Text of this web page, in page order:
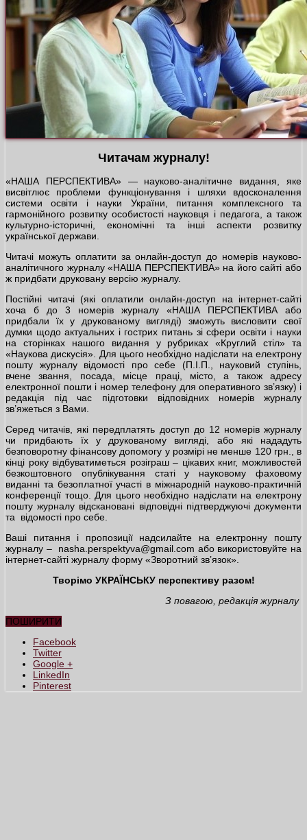
Читачам журналу!
«НАША ПЕРСПЕКТИВА» — науково-аналітичне видання, яке
висвітлює проблеми функціонування і шляхи вдосконалення
системи освіти і науки України, питання комплексного та
гармонійного розвитку особистості науковця і педагога, а також
культурно-історичні, економічні та інші аспекти розвитку
української держави.
Читачі можуть оплатити за онлайн-доступ до номерів науково-
аналітичного журналу «НАША ПЕРСПЕКТИВА» на його сайті або
ж придбати друковану версію журналу.
Постійні читачі (які оплатили онлайн-доступ на інтернет-сайті
хоча б до 3 номерів журналу «НАША ПЕРСПЕКТИВА або
придбали їх у друкованому вигляді) зможуть висловити свої
думки щодо актуальних і гострих питань зі сфери освіти і науки
на сторінках нашого видання у рубриках «Круглий стіл» та
«Наукова дискусія». Для цього необхідно надіслати на електрону
пошту журналу відомості про себе (П.І.П., науковий ступінь,
вчене звання, посада, місце праці, місто, а також адресу
електронної пошти і номер телефону для оперативного зв’язку) і
редакція під час підготовки відповідних номерів журналу
зв’яжеться з Вами.
Серед читачів, які передплатять доступ до 12 номерів журналу
чи придбають їх у друкованому вигляді, або які нададуть
безповоротну фінансову допомогу у розмірі не менше 120 грн., в
кінці року відбуватиметься розіграш – цікавих книг, можливостей
безкоштовного опублікування статі у науковому фаховому
виданні та безоплатної участі в міжнародній науково-практичній
конференції тощо. Для цього необхідно надіслати на електрону
пошту журналу відскановані відповідні підтверджуючі документи
та відомості про себе.
Ваші питання і пропозиції надсилайте на електронну пошту
журналу – nasha.perspektyva@gmail.com або використовуйте на
інтернет-сайті журналу форму «Зворотний зв’язок».
Творімо УКРАЇНСЬКУ перспективу разом!
З повагою, редакція журналу
ПОШИРИТИ
Facebook
Twitter
Google +
LinkedIn
Pinterest